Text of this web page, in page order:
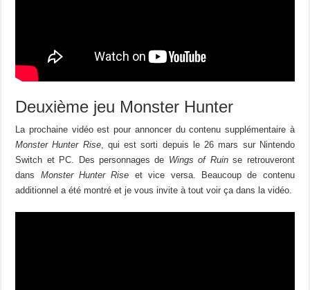
Deuxième jeu Monster Hunter
La prochaine vidéo est pour annoncer du contenu supplémentaire à
Monster Hunter Rise, qui est sorti depuis le 26 mars sur Nintendo
Switch et PC. Des personnages de Wings of Ruinse retrouveront
dans Monster Hunter Rise et vice versa. Beaucoup de contenu
additionnel a été montré et je vous invite à tout voir ça dans la vidéo.